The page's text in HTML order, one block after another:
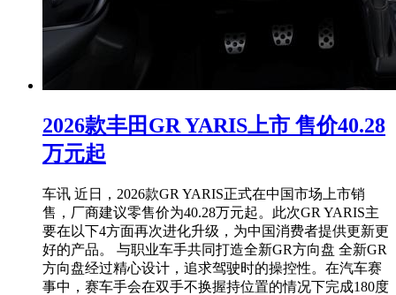
2026款丰田GR YARIS上市 售价40.28
万元起
车讯 近日，2026款GR YARIS正式在中国市场上市销
售，厂商建议零售价为40.28万元起。此次GR YARIS主
要在以下4方面再次进化升级，为中国消费者提供更新更
好的产品。 与职业车手共同打造全新GR方向盘 全新GR
方向盘经过精心设计，追求驾驶时的操控性。在汽车赛
事中，赛车手会在双手不换握持位置的情况下完成180度